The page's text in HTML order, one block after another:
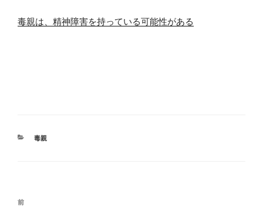
毒親は、精神障害を持っている可能性がある
カ
毒親
投
前
前